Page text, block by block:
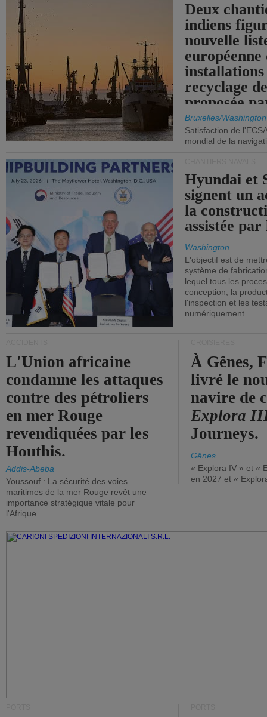
Deux
indiens
nouvelle
européenne
installations
recyclage
proposée
Bruxelles/Washington
Satisfaction de
mondial de la
Hyundai et
signent un
la
assistée
Washington
L'objectif est de
système de
lequel tous les
conception, la
l'inspection et les
numériquement.
L'Union africaine
condamne les attaques
contre des pétroliers
en mer Rouge
revendiquées par les
Houthis.
Addis-Abeba
Youssouf : La sécurité des voies
maritimes de la mer Rouge revêt une
importance stratégique vitale pour
l'Afrique.
À Gênes,
livré le
navire de
Explora
Journeys.
Gênes
« Explora IV » et «
en 2027 et «